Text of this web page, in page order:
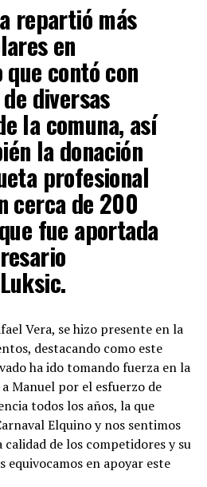
repartió más
en
contó con
diversas
la comuna, así
la donación
profesional
cerca de 200
fue aportada
Vera, se hizo presente en la
destacando como este
ha ido tomando fuerza en la
Manuel por el esfuerzo de
todos los años, la que
Elquino y nos sentimos
de los competidores y su
equivocamos en apoyar este